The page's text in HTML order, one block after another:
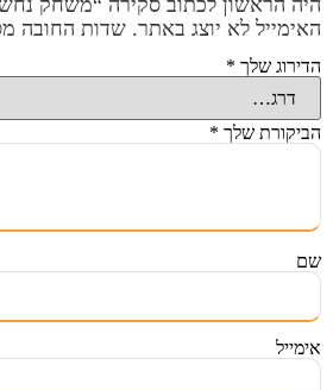
היה הראשון לכתוב סקירה “משחק
האימייל לא יוצג באתר. שדות החובה
הדירוג שלך *
הביקורת שלך *
שם
אימייל